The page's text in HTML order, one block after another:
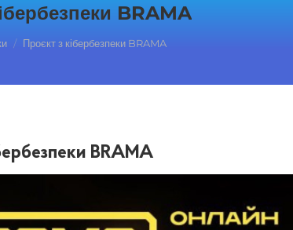
BRAMA
Проєкт з кібербезпеки BRAMA
BRAMA